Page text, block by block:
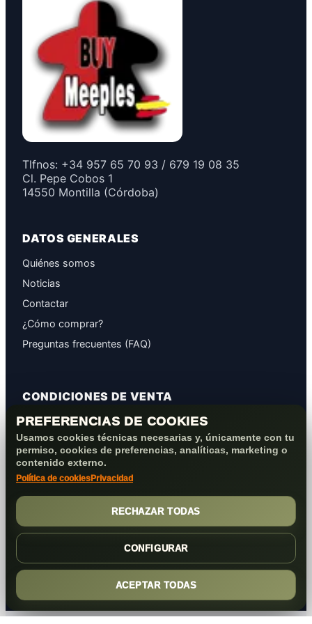
PREFERENCIAS DE COOKIES
Usamos cookies técnicas necesarias y, únicamente con tu
permiso, cookies de preferencias, analíticas, marketing o
contenido externo.
Política de cookies Privacidad
RECHAZAR TODAS
CONFIGURAR
ACEPTAR TODAS
Tlfnos: +34 957 65 70 93 / 679 19 08 35
Cl. Pepe Cobos 1
14550 Montilla (Córdoba)
DATOS GENERALES
Quiénes somos
Noticias
Contactar
¿Cómo comprar?
Preguntas frecuentes (FAQ)
CONDICIONES DE VENTA
GARANTÍAS
PROTECCIÓN DE DATOS
COOKIES+PRIVACIDAD
FORMAS DE PAGO
(c) 2026Elmejorserver.com